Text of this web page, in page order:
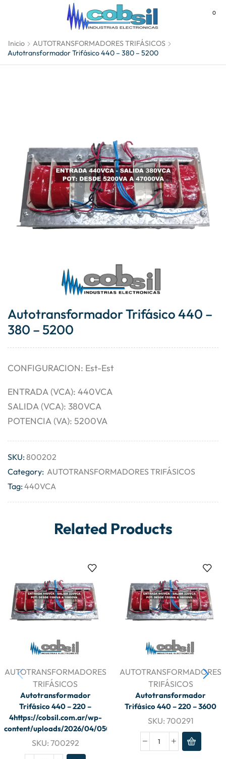
0
Inicio
AUTOTRANSFORMADORES TRIFÁSICOS
Autotransformador Trifásico 440 – 380 – 5200
Autotransformador Trifásico 440 –
380 – 5200
CONFIGURACION: Est-Est
ENTRADA (VCA): 440VCA
SALIDA (VCA): 380VCA
POTENCIA (VA): 5200VA
SKU:800202
Category: AUTOTRANSFORMADORES TRIFÁSICOS
Tag:440VCA
Related Products
AUTOTRANSFORMADORES
TRIFÁSICOS
Autotransformador
Trifásico 440 – 220 –
4https://cobsil.com.ar/wp-
content/uploads/2026/04/050.jpg
SKU: 700292
AUTOTRANSFORMADORES
TRIFÁSICOS
Autotransformador
Trifásico 440 – 220 – 3600
SKU: 700291